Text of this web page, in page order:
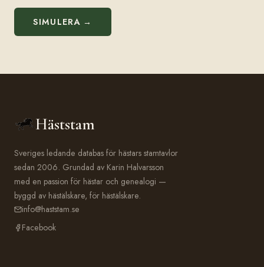
SIMULERA →
Häststam
Sveriges ledande databas för hästars stamtavlor
sedan 2006. Grundad av Karin Halvarsson
med en passion för hästar och genealogi —
byggd av hästälskare, för hästälskare.
info@haststam.se
Facebook